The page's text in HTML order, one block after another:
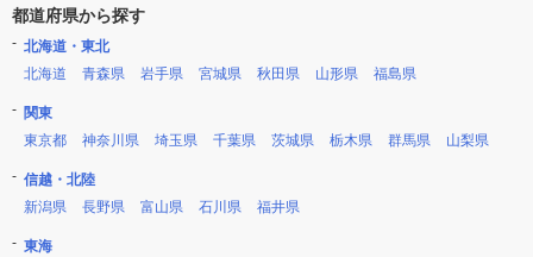
都道府県から探す
北海道・東北
北海道
青森県 岩手県 宮城県 秋田県 山形県 福島県
関東
東京都
神奈川県 埼玉県 千葉県 茨城県 栃木県 群馬県 山梨県
信越・北陸
新潟県
長野県 富山県 石川県 福井県
東海